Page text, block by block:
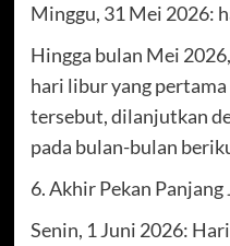
Minggu, 31 Mei 2026:
Hingga bulan Mei
hari libur yang
tersebut, dilanjutkan
pada bulan-bulan
6. Akhir Pekan Panjang
Senin, 1 Juni 2026: